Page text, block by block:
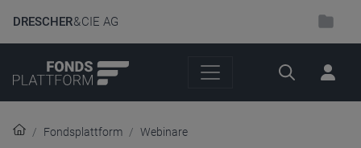
DRESCHER& CIE AG
Suche
Fondsplattform Webinare